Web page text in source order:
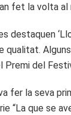
fet la volta al
destaquen
qualitat.
Premi del
va fer la seva
“La que se